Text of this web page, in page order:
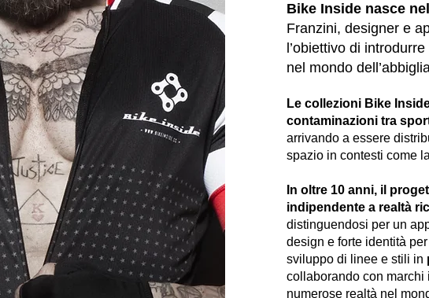
Bike Inside nasce
Franzini, designer e
l’obiettivo di
nel mondo
Le collezioni Bike
contaminazioni tra
arrivando a essere
spazio in contesti come la
In oltre 10 anni, il
indipendente a realtà
distinguendosi per un
design e forte identità
sviluppo di linee e stili in
collaborando con
numerose realtà nel